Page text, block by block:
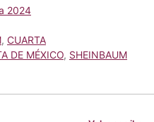
2024
, CUARTA
DE MÉXICO, SHEINBAUM